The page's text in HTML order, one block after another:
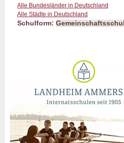
Alle Bundesländer in Deutschland
Alle Städte in Deutschland
Schulform: